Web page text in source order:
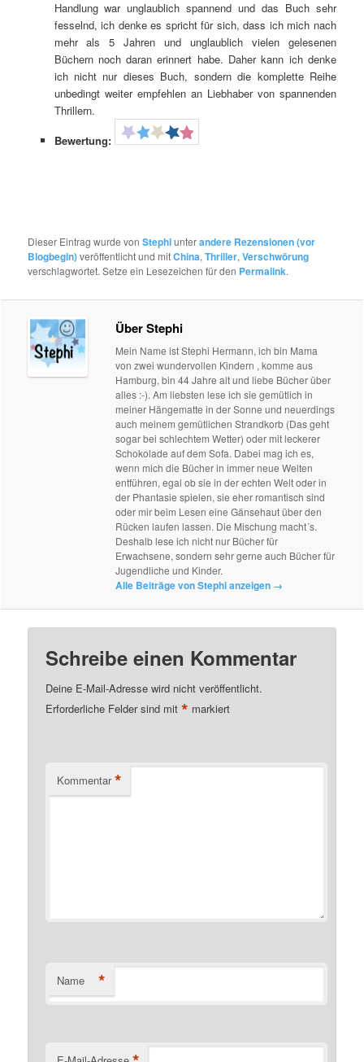
Handlung war unglaublich spannend und das Buch sehr
fesselnd, ich denke es spricht für sich, dass ich mich nach
mehr als 5 Jahren und unglaublich vielen gelesenen
Büchern noch daran erinnert habe. Daher kann ich denke
ich nicht nur dieses Buch, sondern die komplette Reihe
unbedingt weiter empfehlen an Liebhaber von spannenden
Thrillern.
Bewertung:
Dieser Eintrag wurde vonStephiunterandere Rezensionen (vor
Blogbegin)veröffentlicht und mitChina,Thriller,Verschwörung
verschlagwortet. Setze ein Lesezeichen für den Permalink.
Über Stephi
Mein Name ist Stephi Hermann, ich bin Mama
von zwei wundervollen Kindern , komme aus
Hamburg, bin 44 Jahre alt und liebe Bücher über
alles :-). Am liebsten lese ich sie gemütlich in
meiner Hängematte in der Sonne und neuerdings
auch meinem gemütlichen Strandkorb (Das geht
sogar bei schlechtem Wetter) oder mit leckerer
Schokolade auf dem Sofa. Dabei mag ich es,
wenn mich die Bücher in immer neue Welten
entführen, egal ob sie in der echten Welt oder in
der Phantasie spielen, sie eher romantisch sind
oder mir beim Lesen eine Gänsehaut über den
Rücken laufen lassen. Die Mischung macht´s.
Deshalb lese ich nicht nur Bücher für
Erwachsene, sondern sehr gerne auch Bücher für
Jugendliche und Kinder.
Alle Beiträge von Stephi anzeigen →
Schreibe einen Kommentar
Deine E-Mail-Adresse wird nicht veröffentlicht.
Erforderliche Felder sind mit* markiert
Kommentar *
Name *